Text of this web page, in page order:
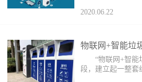
还可以识别错放的
2020.06.22
物联网+智能垃
“物联网+智能
段，建立起一整套